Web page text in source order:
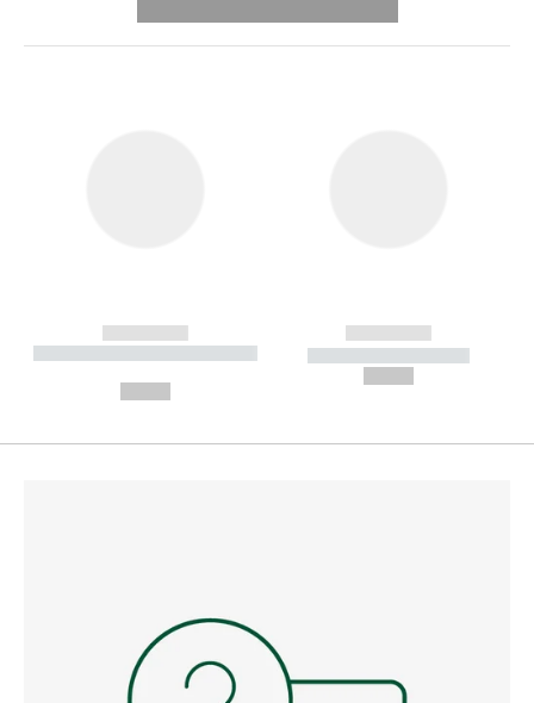
------------
----------- ----------- --------
------------
----------- -----------